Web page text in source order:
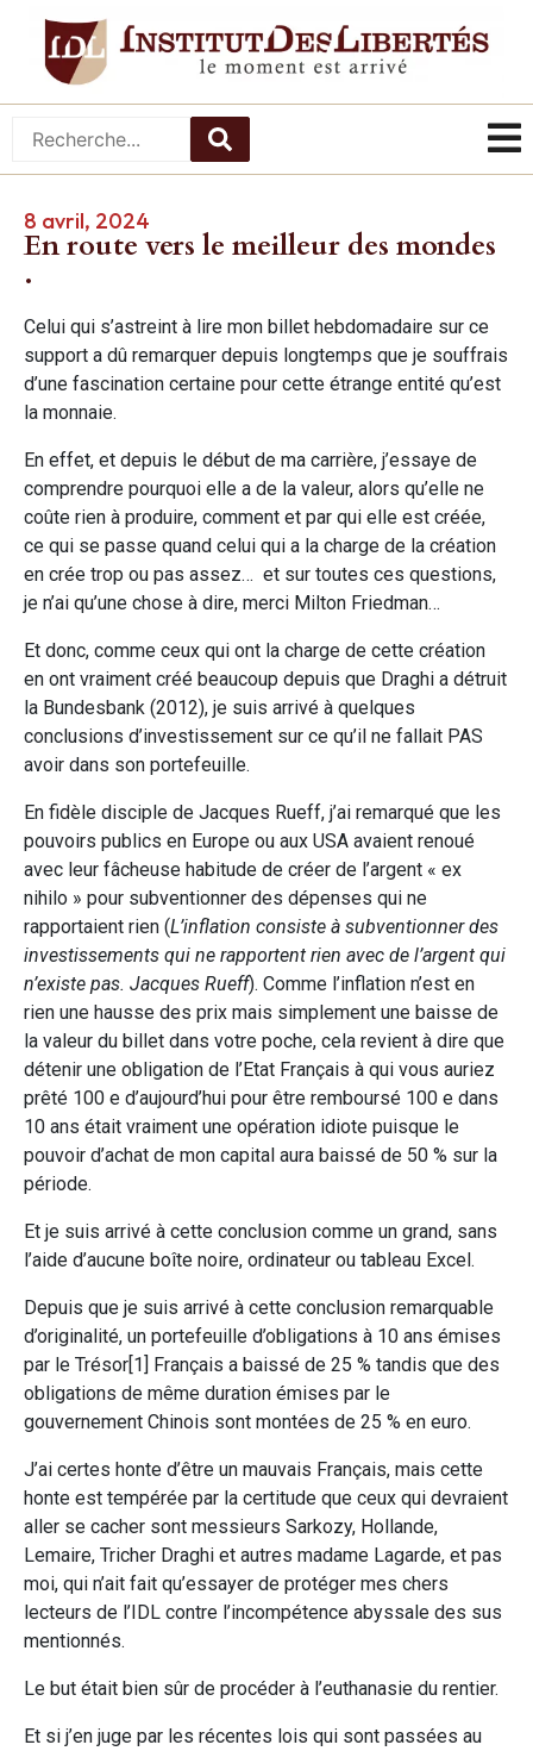
8 avril, 2024
En route vers le meilleur des mondes
.
Celui qui s’astreint à lire mon billet hebdomadaire sur ce
support a dû remarquer depuis longtemps que je souffrais
d’une fascination certaine pour cette étrange entité qu’est
la monnaie.
En effet, et depuis le début de ma carrière, j’essaye de
comprendre pourquoi elle a de la valeur, alors qu’elle ne
coûte rien à produire, comment et par qui elle est créée,
ce qui se passe quand celui qui a la charge de la création
en crée trop ou pas assez… et sur toutes ces questions,
je n’ai qu’une chose à dire, merci Milton Friedman…
Et donc, comme ceux qui ont la charge de cette création
en ont vraiment créé beaucoup depuis que Draghi a détruit
la Bundesbank (2012), je suis arrivé à quelques
conclusions d’investissement sur ce qu’il ne fallait PAS
avoir dans son portefeuille.
En fidèle disciple de Jacques Rueff, j’ai remarqué que les
pouvoirs publics en Europe ou aux USA avaient renoué
avec leur fâcheuse habitude de créer de l’argent « ex
nihilo » pour subventionner des dépenses qui ne
rapportaient rien (L’inflation consiste à subventionner des
investissements qui ne rapportent rien avec de l’argent qui
n’existe pas. Jacques Rueff). Comme l’inflation n’est en
rien une hausse des prix mais simplement une baisse de
la valeur du billet dans votre poche, cela revient à dire que
détenir une obligation de l’Etat Français à qui vous auriez
prêté 100 e d’aujourd’hui pour être remboursé 100 e dans
10 ans était vraiment une opération idiote puisque le
pouvoir d’achat de mon capital aura baissé de 50 % sur la
période.
Et je suis arrivé à cette conclusion comme un grand, sans
l’aide d’aucune boîte noire, ordinateur ou tableau Excel.
Depuis que je suis arrivé à cette conclusion remarquable
d’originalité, un portefeuille d’obligations à 10 ans émises
par le Trésor[1] Français a baissé de 25 % tandis que des
obligations de même duration émises par le
gouvernement Chinois sont montées de 25 % en euro.
J’ai certes honte d’être un mauvais Français, mais cette
honte est tempérée par la certitude que ceux qui devraient
aller se cacher sont messieurs Sarkozy, Hollande,
Lemaire, Tricher Draghi et autres madame Lagarde, et pas
moi, qui n’ait fait qu’essayer de protéger mes chers
lecteurs de l’IDL contre l’incompétence abyssale des sus
mentionnés.
Le but était bien sûr de procéder à l’euthanasie du rentier.
Et si j’en juge par les récentes lois qui sont passées au